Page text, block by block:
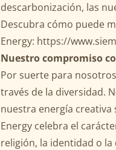
descarbonización, las
Descubra cómo puede
Energy: https://
Nuestro compromiso
Por suerte para
través de la diversidad.
nuestra energía creativa
Energy celebra el
religión, la identidad o la